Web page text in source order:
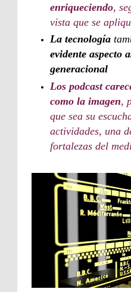
enriqueciendo,
vista que se
La tecnología
evidente aspecto
generacional
Los podcast
como la imagen,
que sea su
actividades, una
fortalezas del